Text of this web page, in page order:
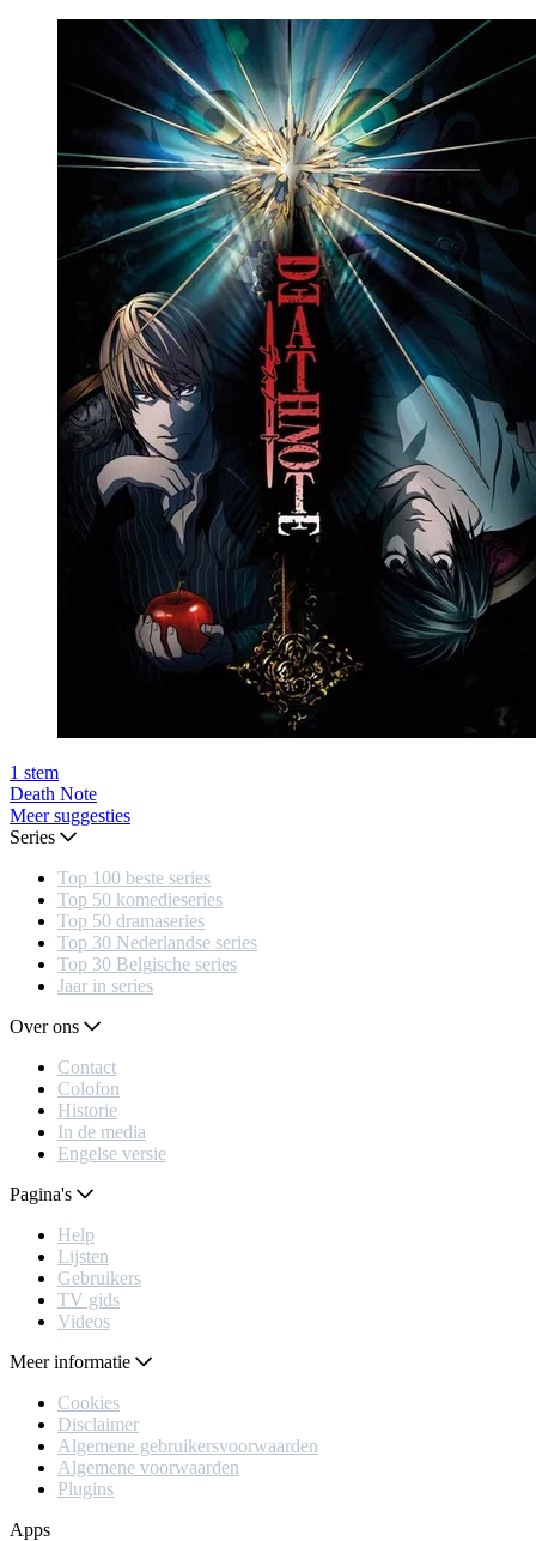
1 stem
Death Note
Meer suggesties
Series
Top 100 beste series
Top 50 komedieseries
Top 50 dramaseries
Top 30 Nederlandse series
Top 30 Belgische series
Jaar in series
Over ons
Contact
Colofon
Historie
In de media
Engelse versie
Pagina's
Help
Lijsten
Gebruikers
TV gids
Videos
Meer informatie
Cookies
Disclaimer
Algemene gebruikersvoorwaarden
Algemene voorwaarden
Plugins
Apps